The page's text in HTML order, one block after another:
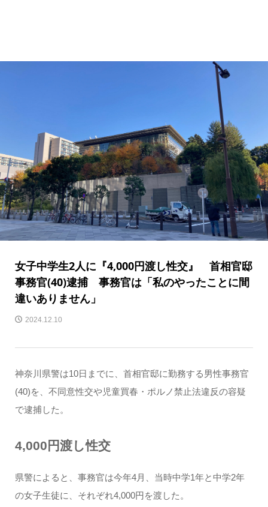
女子中学生2人に『4,000円渡し性交』 首相官邸
事務官(40)逮捕 事務官は「私のやったことに間
違いありません」
2024.12.10
神奈川県警は10日までに、首相官邸に勤務する男性事務官
(40)を、不同意性交や児童買春・ポルノ禁止法違反の容疑
で逮捕した。
4,000円渡し性交
県警によると、事務官は今年4月、当時中学1年と中学2年
の女子生徒に、それぞれ4,000円を渡した。